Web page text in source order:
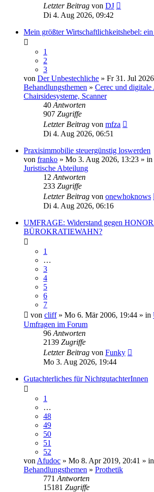
Letzter Beitrag von DJ
Di 4. Aug 2026, 09:42
Mein größter Wirtschaftlichkeitshebel: ein
1
2
3
von Der Unbestechliche » Fr 31. Jul
Behandlungsthemen » Cerec und
Chairsidesysteme, Scanner
40 Antworten
907 Zugriffe
Letzter Beitrag von mfza
Di 4. Aug 2026, 06:51
Praxisimmobilie steuergünstig loswerden
von franko » Mo 3. Aug 2026, 13:23 » in
Juristische Abteilung
12 Antworten
233 Zugriffe
Letzter Beitrag von onewhoknows
Di 4. Aug 2026, 06:16
UMFRAGE: Widerstand gegen
BÜROKRATIEWAHN?
1
…
3
4
5
6
7
von cliff» Mo 6. Mär 2006, 19:44 » in
Umfragen im Forum
96 Antworten
2139 Zugriffe
Letzter Beitrag von Funky
Mo 3. Aug 2026, 19:44
Gutachterliches für NichtgutachterInnen
1
…
48
49
50
51
52
von Afudoc » Mo 8. Apr 2019, 20:41 » in
Behandlungsthemen » Prothetik
771 Antworten
15181 Zugriffe